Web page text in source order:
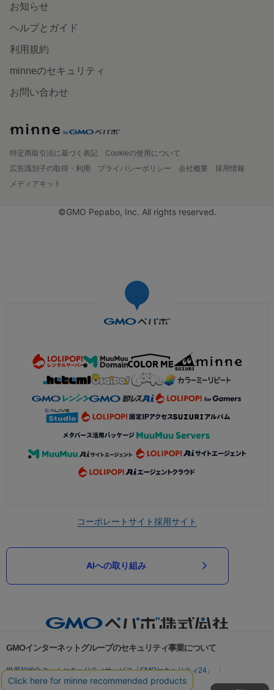
お知らせ
ヘルプとガイド
利用規約
minneのセキュリティ
お問い合わせ
特定商取引法に基づく表記
Cookieの使用について
広告識別子の取得・利用
プライバシーポリシー 会社概要
採用情報
メディアキット
©GMO Pepabo, Inc. All rights reserved.
コーポレートサイト採用サイト
AIへの取り組み
GMOインターネットグループのセキュリティ事業について
世界初総合ネットセキュリティサービス「GMOセキュリティ24」
パスワード漏洩診断
Webサイトリスク診断